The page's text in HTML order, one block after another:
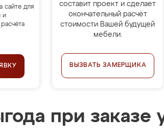
сайте для
и
составит проект и сделает
окончательный расчёт
стоимости Вашей будущей
мебели.
ВЫЗВАТЬ ЗАМЕРЩИКА
при заказе